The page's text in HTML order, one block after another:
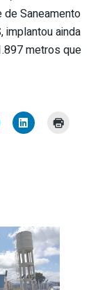
de Saneamento
implantou ainda
metros que